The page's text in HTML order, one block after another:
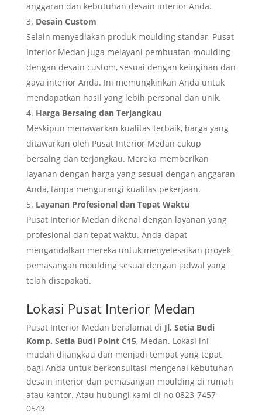
anggaran dan kebutuhan desain interior Anda.
Desain Custom
Selain menyediakan produk moulding standar, Pusat
Interior Medan juga melayani pembuatan moulding
dengan desain custom, sesuai dengan keinginan dan
gaya interior Anda. Ini memungkinkan Anda untuk
mendapatkan hasil yang lebih personal dan unik.
Harga Bersaing dan Terjangkau
Meskipun menawarkan kualitas terbaik, harga yang
ditawarkan oleh Pusat Interior Medan cukup
bersaing dan terjangkau. Mereka memberikan
layanan dengan harga yang sesuai dengan anggaran
Anda, tanpa mengurangi kualitas pekerjaan.
Layanan Profesional dan Tepat Waktu
Pusat Interior Medan dikenal dengan layanan yang
profesional dan tepat waktu. Anda dapat
mengandalkan mereka untuk menyelesaikan proyek
pemasangan moulding sesuai dengan jadwal yang
telah disepakati.
Lokasi Pusat Interior Medan
Pusat Interior Medan beralamat di Jl. Setia Budi
Komp. Setia Budi Point C15, Medan. Lokasi ini
mudah dijangkau dan menjadi tempat yang tepat
bagi Anda untuk berkonsultasi mengenai kebutuhan
desain interior dan pemasangan moulding di rumah
atau kantor. Atau hubungi kami di no 0823-7457-
0543